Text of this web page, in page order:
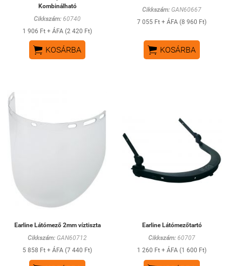
Kombinálható
Cikkszám: 60740
1 906 Ft + ÁFA (2 420 Ft)
 KOSÁRBA
Cikkszám: GAN60667
7 055 Ft + ÁFA (8 960 Ft)
 KOSÁRBA
Earline Látómező 2mm víztiszta
Cikkszám: GAN60712
5 858 Ft + ÁFA (7 440 Ft)
Earline Látómezőtartó
Cikkszám: 60707
1 260 Ft + ÁFA (1 600 Ft)